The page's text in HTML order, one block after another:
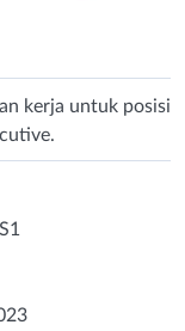
kerja untuk posisi